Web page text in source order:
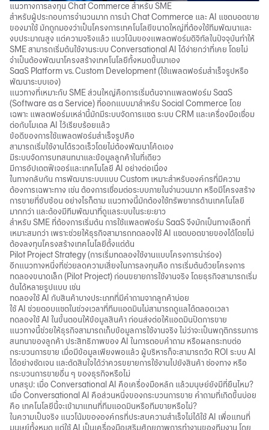
แนวทางการลงทุน Chat Commerce สำหรับ SME
สำหรับผู้ประกอบการจำนวนมาก การนำ Chat Commerce และ AI แชตบอตขาย
ของมาใช้ มักถูกมองว่าเป็นโครงการเทคโนโลยีขนาดใหญ่ที่ต้องใช้ทีมพัฒนาและ
งบประมาณสูง แต่ความจริงแล้ว แนวโน้มของแพลตฟอร์มดิจิทัลในปัจจุบันทำให้
SME สามารถเริ่มต้นใช้งานระบบ Conversational AI ได้ง่ายกว่าที่เคย โดยไม่
จำเป็นต้องพัฒนาโครงสร้างเทคโนโลยีทั้งหมดขึ้นมาเอง
SaaS Platform vs. Custom Development (ใช้แพลตฟอร์มสำเร็จรูปหรือ
พัฒนาระบบเอง)
แนวทางที่เหมาะกับ SME ส่วนใหญ่คือการเริ่มต้นจากแพลตฟอร์ม SaaS
(Software as a Service) ที่ออกแบบมาสำหรับ Social Commerce โดย
เฉพาะ แพลตฟอร์มเหล่านี้มักมีระบบจัดการแชต ระบบ CRM และเครื่องมือเชื่อม
ต่อกับโมเดล AI ไว้เรียบร้อยแล้ว
ข้อดีของการใช้แพลตฟอร์มสำเร็จรูปคือ
สามารถเริ่มใช้งานได้รวดเร็วโดยไม่ต้องพัฒนาโค้ดเอง
มีระบบจัดการบทสนทนาและข้อมูลลูกค้าในที่เดียว
มีการอัปเดตฟีเจอร์และเทคโนโลยี AI อย่างต่อเนื่อง
ในทางกลับกัน การพัฒนาระบบแบบ Custom เหมาะสำหรับองค์กรที่มีความ
ต้องการเฉพาะทาง เช่น ต้องการเชื่อมต่อระบบภายในจำนวนมาก หรือมีโครงสร้าง
การขายที่ซับซ้อน อย่างไรก็ตาม แนวทางนี้มักต้องใช้ทรัพยากรด้านเทคโนโลยี
มากกว่า และต้องมีทีมพัฒนาที่ดูแลระบบในระยะยาว
สำหรับ SME ที่ต้องการเริ่มต้น การใช้แพลตฟอร์ม SaaS จึงมักเป็นทางเลือกที่
เหมาะสมกว่า เพราะช่วยให้ธุรกิจสามารถทดลองใช้ AI แชตบอตขายของได้โดยไม่
ต้องลงทุนโครงสร้างเทคโนโลยีตั้งแต่ต้น
Pilot Project Strategy (การเริ่มทดลองใช้งานแบบโครงการนำร่อง)
อีกแนวทางหนึ่งที่ช่วยลดความเสี่ยงในการลงทุนคือ การเริ่มต้นด้วยโครงการ
ทดลองขนาดเล็ก (Pilot Project) ก่อนขยายการใช้งานจริง โดยธุรกิจสามารถเริ่ม
ต้นได้หลายรูปแบบ เช่น
ทดลองใช้ AI กับสินค้าบางประเภทที่มีคำถามจากลูกค้าบ่อย
ใช้ AI ช่วยตอบแชตในช่วงเวลาที่ทีมแอดมินไม่สามารถดูแลได้ตลอดเวลา
ทดลองใช้ AI ในขั้นตอนให้ข้อมูลสินค้า ก่อนส่งต่อให้แอดมินปิดการขาย
แนวทางนี้ช่วยให้ธุรกิจสามารถเก็บข้อมูลการใช้งานจริง ไม่ว่าจะเป็นพฤติกรรมการ
สนทนาของลูกค้า ประสิทธิภาพของ AI ในการตอบคำถาม หรือผลกระทบต่อ
กระบวนการขาย เมื่อมีข้อมูลเพียงพอแล้ว ผู้บริหารก็จะสามารถวัด ROI ระบบ AI
ได้อย่างชัดเจน และตัดสินใจได้ว่าควรขยายการใช้งานไปยังสินค้า ช่องทาง หรือ
กระบวนการขายอื่น ๆ ของธุรกิจหรือไม่
บทสรุป: เมื่อ Conversational AI คือเครื่องมือหลัก แล้วมนุษย์ยังมีที่ยืนไหม?
เมื่อ Conversational AI คือส่วนหนึ่งของกระบวนการขาย คำถามที่เกิดขึ้นบ่อย
คือ เทคโนโลยีนี้จะเข้ามาแทนที่ทีมแอดมินหรือทีมขายหรือไม่?
ในความเป็นจริง แนวโน้มขององค์กรที่ประสบความสำเร็จไม่ได้ใช้ AI เพื่อแทนที่
มนุษย์ทั้งหมด แต่ใช้ AI เป็นเครื่องมือเสริมศักยภาพการทำงานของทีมงาน โดย